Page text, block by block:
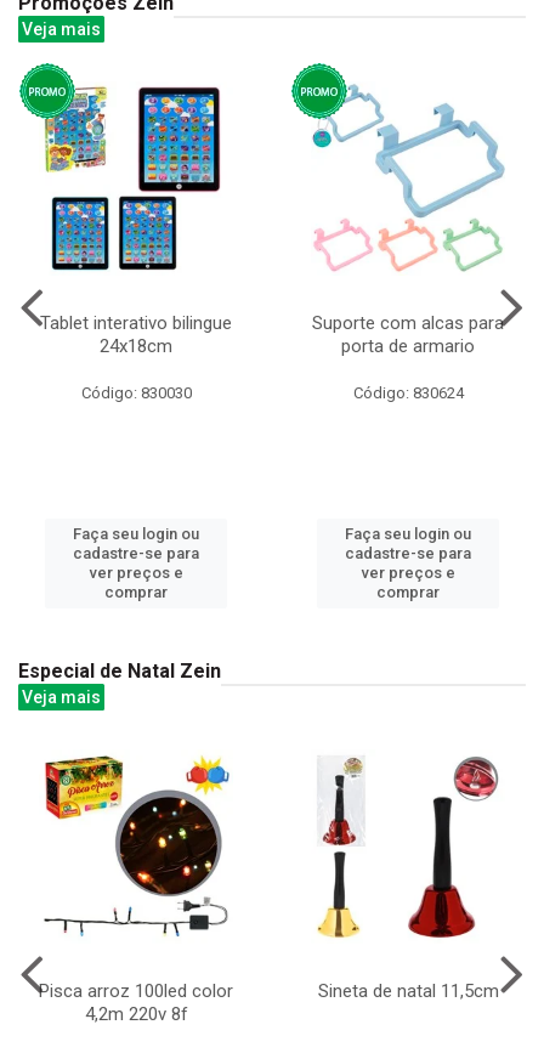
Veja mais
Tablet interativo bilingue
24x18cm
Código: 830030
Faça seu login ou
cadastre-se para
ver preços e
comprar
Suporte com alcas para
porta de armario
Código: 830624
Faça seu login ou
cadastre-se para
ver preços e
comprar
Especial de Natal Zein
Veja mais
Pisca arroz 100led color
4,2m 220v 8f
Sineta de natal 11,5cm